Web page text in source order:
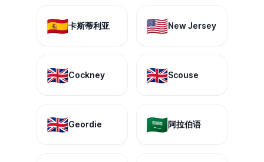
🇪🇸卡斯蒂利亚 🇺🇸New Jersey
🇬🇧Cockney 🇬🇧Scouse
🇬🇧Geordie 🇸🇦阿拉伯语